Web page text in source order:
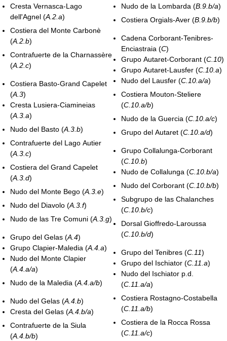
Cresta Vernasca-Lago
dell'Agnel (A.2.a)
Costiera del Monte Carbonè
(A.2.b)
Contrafuerte de la Charnassère
(A.2.c)
Costiera Basto-Grand Capelet
(A.3)
Cresta Lusiera-Ciamineias
(A.3.a)
Nudo del Basto (A.3.b)
Contrafuerte del Lago Autier
(A.3.c)
Costiera del Grand Capelet
(A.3.d)
Nudo del Monte Bego (A.3.e)
Nudo del Diavolo (A.3.f)
Nudo de las Tre Comuni (A.3.g)
Grupo del Gelas (A.4)
Grupo Clapier-Maledia (A.4.a)
Nudo del Monte Clapier
(A.4.a/a)
Nudo de la Maledia (A.4.a/b)
Nudo del Gelas (A.4.b)
Cresta del Gelas (A.4.b/a)
Contrafuerte de la Siula
(A.4.b/b)
Nudo de la Lombarda (B.9.b/a)
Costiera Orgials-Aver (B.9.b/b)
Cadena Corborant-Tenibres-
Enciastraia (C)
Grupo Autaret-Corborant (C.10)
Grupo Autaret-Lausfer (C.10.a)
Nudo del Lausfer (C.10.a/a)
Costiera Mouton-Steliere
(C.10.a/b)
Nudo de la Guercia (C.10.a/c)
Grupo del Autaret (C.10.a/d)
Grupo Collalunga-Corborant
(C.10.b)
Nudo de Collalunga (C.10.b/a)
Nudo del Corborant (C.10.b/b)
Subgrupo de las Chalanches
(C.10.b/c)
Dorsal Gioffredo-Laroussa
(C.10.b/d)
Grupo del Tenibres (C.11)
Grupo del Ischiator (C.11.a)
Nudo del Ischiator p.d.
(C.11.a/a)
Costiera Rostagno-Costabella
(C.11.a/b)
Costiera de la Rocca Rossa
(C.11.a/c)